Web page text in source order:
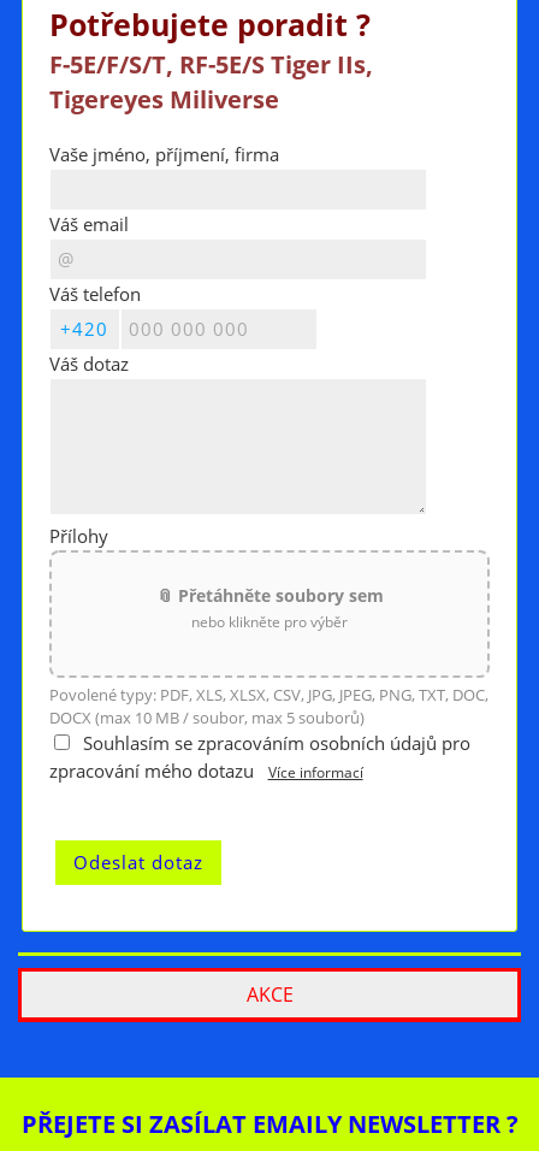
Potřebujete poradit ?
F-5E/F/S/T, RF-5E/S Tiger IIs,
Tigereyes Miliverse
Vaše jméno, příjmení, firma
Váš email
Váš telefon
Váš dotaz
Přílohy
📎 Přetáhněte soubory sem
nebo klikněte pro výběr
Povolené typy: PDF, XLS, XLSX, CSV, JPG, JPEG, PNG, TXT, DOC,
DOCX (max 10 MB / soubor, max 5 souborů)
Souhlasím se zpracováním osobních údajů pro
zpracování mého dotazu
Více informací
AKCE
PŘEJETE SI ZASÍLAT EMAILY NEWSLETTER ?